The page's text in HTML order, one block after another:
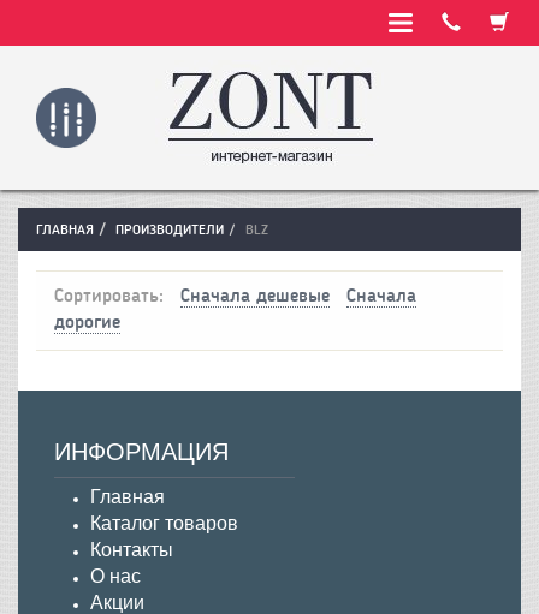
ГЛАВНАЯ ПРОИЗВОДИТЕЛИ BLZ
Сортировать: Сначала дешевые
Сначала
дорогие
ИНФОРМАЦИЯ
Главная
Каталог товаров
Контакты
О нас
Акции